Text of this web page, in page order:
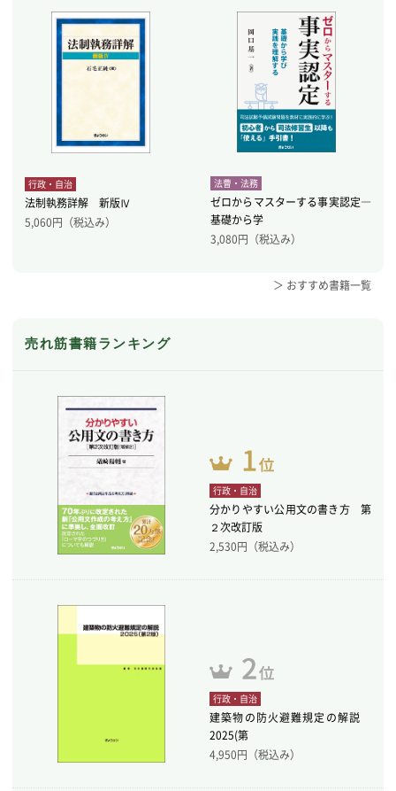
行政・自治
法制執務詳解 新版Ⅳ
5,060円（税込み）
法曹・法務
ゼロからマスターする事実認定―
基礎から学
3,080円（税込み）
＞ おすすめ書籍一覧
売れ筋書籍ランキング
行政・自治
分かりやすい公用文の書き方 第
２次改訂版
2,530円（税込み）
行政・自治
建築物の防火避難規定の解説
2025(第
4,950円（税込み）